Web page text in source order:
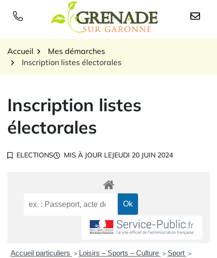
Logo Grenade sur
Accueil
Mes démarches
Inscription listes électorales
Inscription listes
électorales
ELECTIONS MIS À JOUR LEJEUDI 20 JUIN 2024
Accueil particuliers > Loisirs – Sports – Culture > Sport >